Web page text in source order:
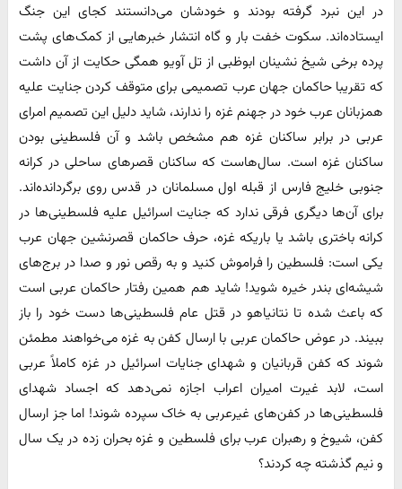
در این نبرد گرفته بودند و خودشان می‌دانستند کجای این جنگ
ایستاده‌اند. سکوت خفت بار و گاه انتشار خبرهایی از کمک‌های پشت
پرده برخی شیخ نشینان ابوظبی از تل آویو همگی حکایت از آن داشت
که تقریبا حاکمان جهان عرب تصمیمی برای متوقف کردن جنایت علیه
همزبانان عرب خود در جهنم غزه را ندارند، شاید دلیل این تصمیم امرای
عربی در برابر ساکنان غزه هم مشخص باشد و آن فلسطینی بودن
ساکنان غزه است. سال‌هاست که ساکنان قصرهای ساحلی در کرانه
جنوبی خلیج فارس از قبله اول مسلمانان در قدس روی برگردانده‌اند.
برای آن‌ها دیگری فرقی ندارد که جنایت اسرائیل علیه فلسطینی‌ها در
کرانه باختری باشد یا باریکه غزه، حرف حاکمان قصرنشین جهان عرب
یکی است: فلسطین را فراموش کنید و به رقص نور و صدا در برج‌های
شیشه‌ای بندر خیره شوید! شاید هم همین رفتار حاکمان عربی است
که باعث شده تا نتانیاهو در قتل عام فلسطینی‌ها دست خود را باز
ببیند. در عوض حاکمان عربی با ارسال کفن به غزه می‌خواهند مطمئن
شوند که کفن‌ قربانیان و شهدای جنایات اسرائیل در غزه کاملاً عربی
است، لابد غیرت امیران اعراب اجازه نمی‌دهد که اجساد شهدای
فلسطینی‌ها در کفن‌های غیرعربی به خاک سپرده شوند! اما جز ارسال
کفن، شیوخ و رهبران عرب برای فلسطین و غزه بحران زده در یک سال
و نیم گذشته چه کردند؟